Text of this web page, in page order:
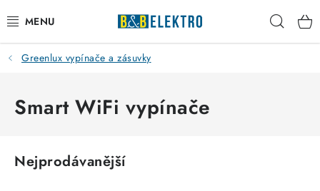
na
obsah
Reklamace / Vrácení zboží
Blog
VYTÁPĚNÍ
Greenlux vypínače a zásuvky
Smart WiFi vypínače
Nejprodávanější